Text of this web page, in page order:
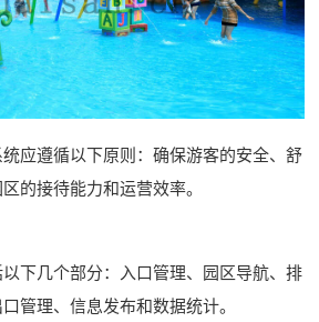
应遵循以下原则：确保游客的安全、舒
的接待能力和运营效率。
下几个部分：入口管理、园区导航、排
管理、信息发布和数据统计。